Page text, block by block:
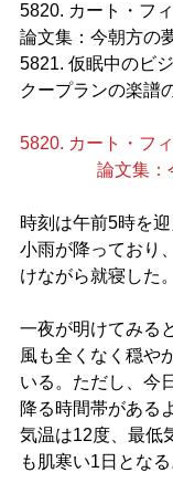
5820. カート・フ
論文集：今朝方の
5821. 仮眠中のビ
クープランの楽譜
5820. カート・フ
論文集：
時刻は午前5時を
小雨が降っており
けながら就寝した。
一夜が明けてみる
風も全くなく穏や
いる。ただし、今
降る時間帯がある
気温は12度、最低
も肌寒い1日となる